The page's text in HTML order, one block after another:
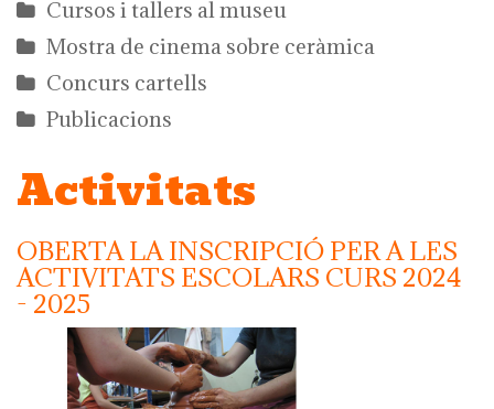
Cursos i tallers al museu
Mostra de cinema sobre ceràmica
Concurs cartells
Publicacions
Activitats
OBERTA LA INSCRIPCIÓ PER A LES
ACTIVITATS ESCOLARS CURS 2024
- 2025